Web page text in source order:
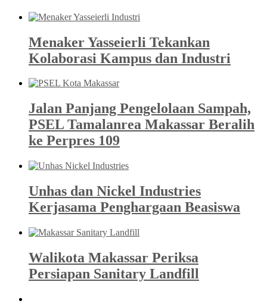
Menaker Yasseierli Tekankan
Kolaborasi Kampus dan Industri
Jalan Panjang Pengelolaan Sampah,
PSEL Tamalanrea Makassar Beralih
ke Perpres 109
Unhas dan Nickel Industries
Kerjasama Penghargaan Beasiswa
Walikota Makassar Periksa
Persiapan Sanitary Landfill